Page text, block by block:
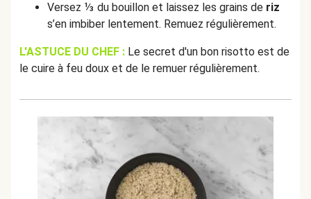
Versez ⅓ du bouillon et laissez les grains de riz
s’en imbiber lentement. Remuez régulièrement.
L'ASTUCE DU CHEF : Le secret d'un bon risotto est de
le cuire à feu doux et de le remuer régulièrement.